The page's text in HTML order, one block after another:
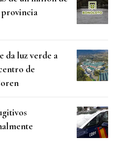
provincia
da luz verde a
de